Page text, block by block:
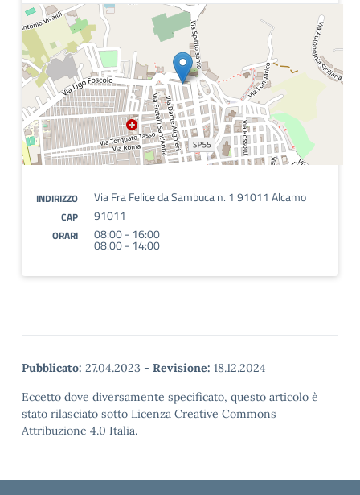
INDIRIZZO Via Fra Felice da Sambuca n. 1 91011 Alcamo
CAP 91011
ORARI 08:00 - 16:00
08:00 - 14:00
Pubblicato: 27.04.2023 - Revisione: 18.12.2024
Eccetto dove diversamente specificato, questo articolo è
stato rilasciato sotto Licenza Creative Commons
Attribuzione 4.0 Italia.